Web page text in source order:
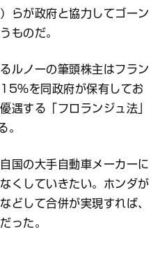
らが政府と協力してゴーン
ものだ。
ルノーの筆頭株主はフラン
％を同政府が保有してお
遇する「フロランジュ法」
。
国の大手自動車メーカーに
くしていきたい。ホンダが
どして合併が実現すれば、
った。